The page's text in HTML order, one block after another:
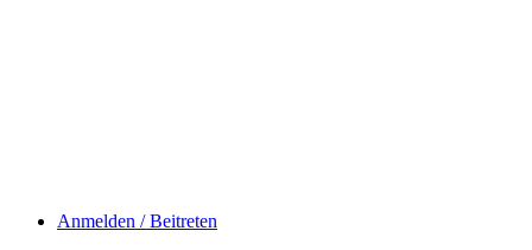
Anmelden / Beitreten